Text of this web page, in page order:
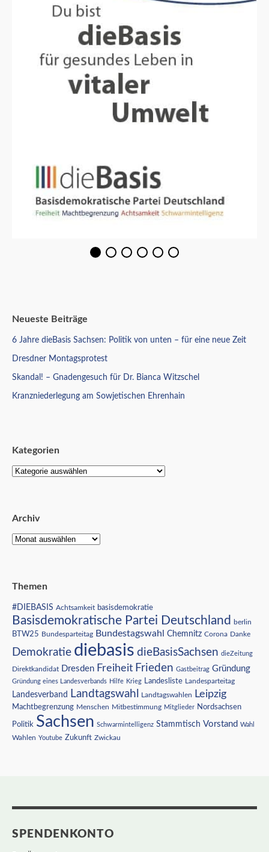
Neueste Beiträge
6 Jahre dieBasis Sachsen: Politik von unten – für eine neue Zeit
Dresdner Montagsprotest
Skandal! – Gnadengesuch für Dr. Bianca Witzschel
Kranzniederlegung am Sowjetischen Ehrenhain
Kategorien
Archiv
Themen
#DIEBASIS Achtsamkeit basisdemokratie
Basisdemokratische Partei Deutschland berlin
BTW25 Bundesparteitag Bundestagswahl Chemnitz Corona Danke
Demokratie diebasis dieBasisSachsen dieZeitung
Direktkandidat Dresden Freiheit Frieden Gastbeitrag Gründung
Gründung eines Landesverbands Hilfe Krieg Landesliste Landesparteitag
Landesverband Landtagswahl Landtagswahlen Leipzig
Machtbegrenzung Menschen Mitbestimmung Mitglieder Nordsachsen
Politik Sachsen Schwarmintelligenz Stammtisch Vorstand Wahl
Wahlen Youtube Zukunft Zwickau
SPENDENKONTO